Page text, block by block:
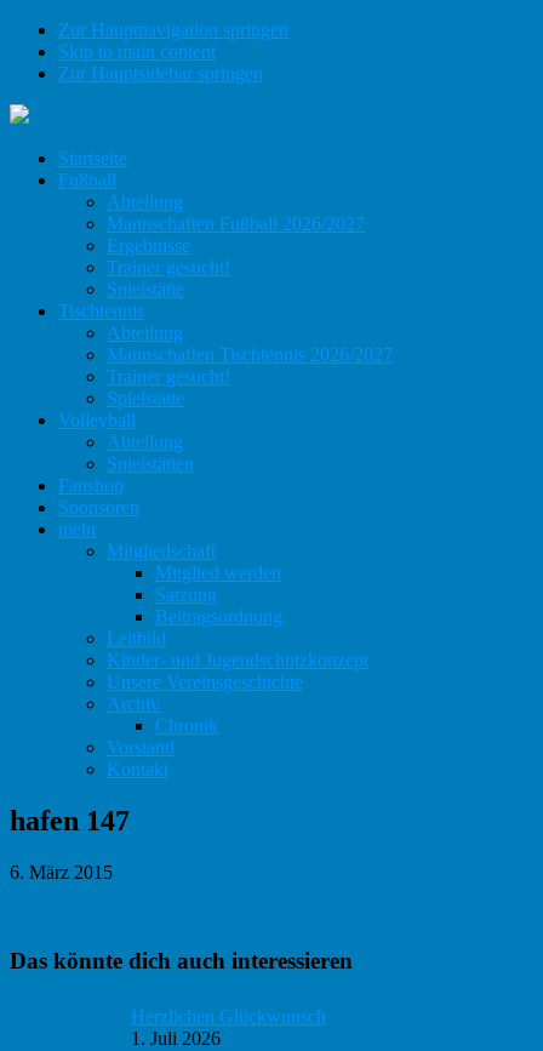
Zur Hauptnavigation springen
Skip to main content
Zur Hauptsidebar springen
Startseite
Fußball
Abteilung
Mannschaften Fußball 2026/2027
Ergebnisse
Trainer gesucht!
Spielstätte
Tischtennis
Abteilung
Mannschaften Tischtennis 2026/2027
Trainer gesucht!
Spielstätte
Volleyball
Abteilung
Spielstätten
Fanshop
Sponsoren
mehr
Mitgliedschaft
Mitglied werden
Satzung
Beitragsordnung
Leitbild
Kinder- und Jugendschutzkonzept
Unsere Vereinsgeschichte
Archiv
Chronik
Vorstand
Kontakt
hafen 147
6. März 2015
Haupt-
Das könnte dich auch interessieren
Herzlichen Glückwunsch
1. Juli 2026